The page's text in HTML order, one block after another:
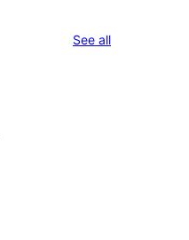
See allreviews